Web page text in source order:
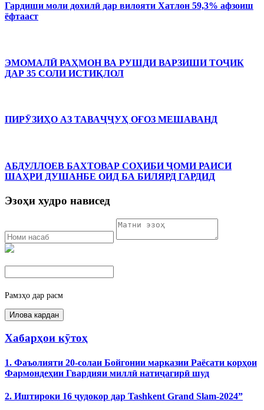
Гардиши моли дохилӣ дар вилояти Хатлон 59,3% афзоиш
ёфтааст
ЭМОМАЛӢ РАҲМОН ВА РУШДИ ВАРЗИШИ ТОҶИК
ДАР 35 СОЛИ ИСТИҚЛОЛ
ПИРӮЗИҲО АЗ ТАВАҶҶУҲ ОҒОЗ МЕШАВАНД
АБДУЛЛОЕВ БАХТОВАР СОҲИБИ ҶОМИ РАИСИ
ШАҲРИ ДУШАНБЕ ОИД БА БИЛЯРД ГАРДИД
Эзоҳи худро нависед
Рамзҳо дар расм
Хабарҳои кӯтоҳ
1. Фаъолияти 20-солаи Бойгонии марказии Раёсати корҳои
Фармондеҳии Гвардияи миллӣ натиҷагирӣ шуд
2. Иштироки 16 ҷудокор дар Tashkent Grand Slam-2024”